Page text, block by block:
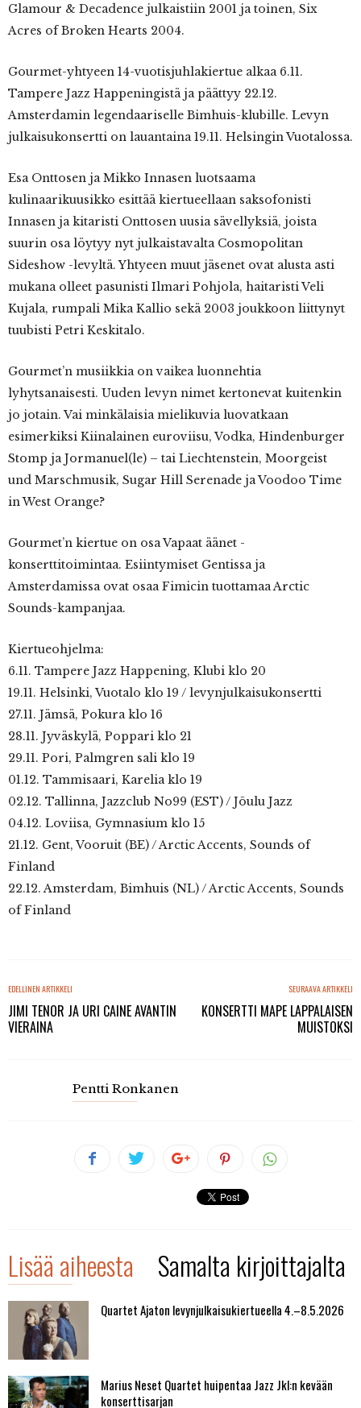
Glamour & Decadence julkaistiin 2001 ja toinen, Six
Acres of Broken Hearts 2004.
Gourmet-yhtyeen 14-vuotisjuhlakiertue alkaa 6.11.
Tampere Jazz Happeningistä ja päättyy 22.12.
Amsterdamin legendaariselle Bimhuis-klubille. Levyn
julkaisukonsertti on lauantaina 19.11. Helsingin Vuotalossa.
Esa Onttosen ja Mikko Innasen luotsaama
kulinaarikuusikko esittää kiertueellaan saksofonisti
Innasen ja kitaristi Onttosen uusia sävellyksiä, joista
suurin osa löytyy nyt julkaistavalta Cosmopolitan
Sideshow -levyltä. Yhtyeen muut jäsenet ovat alusta asti
mukana olleet pasunisti Ilmari Pohjola, haitaristi Veli
Kujala, rumpali Mika Kallio sekä 2003 joukkoon liittynyt
tuubisti Petri Keskitalo.
Gourmet’n musiikkia on vaikea luonnehtia
lyhytsanaisesti. Uuden levyn nimet kertonevat kuitenkin
jo jotain. Vai minkälaisia mielikuvia luovatkaan
esimerkiksi Kiinalainen euroviisu, Vodka, Hindenburger
Stomp ja Jormanuel(le) – tai Liechtenstein, Moorgeist
und Marschmusik, Sugar Hill Serenade ja Voodoo Time
in West Orange?
Gourmet’n kiertue on osa Vapaat äänet -
konserttitoimintaa. Esiintymiset Gentissa ja
Amsterdamissa ovat osaa Fimicin tuottamaa Arctic
Sounds-kampanjaa.
Kiertueohjelma:
6.11. Tampere Jazz Happening, Klubi klo 20
19.11. Helsinki, Vuotalo klo 19 / levynjulkaisukonsertti
27.11. Jämsä, Pokura klo 16
28.11. Jyväskylä, Poppari klo 21
29.11. Pori, Palmgren sali klo 19
01.12. Tammisaari, Karelia klo 19
02.12. Tallinna, Jazzclub No99 (EST) / Jõulu Jazz
04.12. Loviisa, Gymnasium klo 15
21.12. Gent, Vooruit (BE) / Arctic Accents, Sounds of
Finland
22.12. Amsterdam, Bimhuis (NL) / Arctic Accents, Sounds
of Finland
EDELLINEN ARTIKKELI
JIMI TENOR JA URI CAINE AVANTIN
VIERAINA
SEURAAVA ARTIKKELI
KONSERTTI MAPE LAPPALAISEN
MUISTOKSI
Pentti Ronkanen
Lisää aiheesta Samalta kirjoittajalta
Quartet Ajaton levynjulkaisukiertueella 4.–8.5.2026
Marius Neset Quartet huipentaa Jazz Jkl:n kevään
konserttisarjan